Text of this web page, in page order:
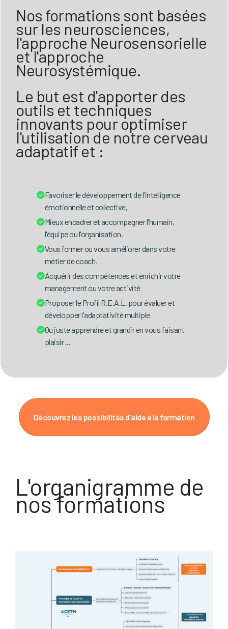
Nos formations sont basées
sur les neurosciences,
l'approche Neurosensorielle
et l'approche
Neurosystémique.
Le but est d'apporter des
outils et techniques
innovants pour optimiser
l'utilisation de notre cerveau
adaptatif et :
Favoriser le développement de l'intelligence
émotionnelle et collective,
Mieux encadrer et accompagner l'humain,
l'équipe ou l'organisation,
Vous former ou vous améliorer dans votre
métier de coach,
Acquérir des compétences et enrichir votre
management ou votre activité
Proposer le Profil R.E.A.L. pour évaluer et
développer l'adaptativité multiple
Ou juste apprendre et grandir en vous faisant
plaisir ...
Découvrez les possibilités d'aide à la formation
L'organigramme de
nos formations